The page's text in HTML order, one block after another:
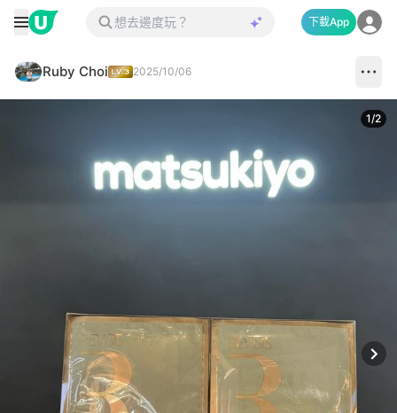
下載App
Ruby Choi 2025/10/06
1/2